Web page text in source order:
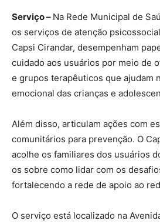
Serviço – Na Rede Municipal de
os serviços de atenção
Capsi Cirandar, desempenham
cuidado aos usuários por meio de
e grupos terapêuticos que ajudam
emocional das crianças e
Além disso, articulam ações com
comunitários para prevenção. O
acolhe os familiares dos usuários
os sobre como lidar com os
fortalecendo a rede de apoio ao
O serviço está localizado na